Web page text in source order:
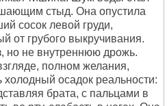
стыд. Она опустила
сосок левой груди,
от грубого выкручивания.
но не внутреннюю дрожь.
полном желания,
осадок реальности:
брата, с пальцами в